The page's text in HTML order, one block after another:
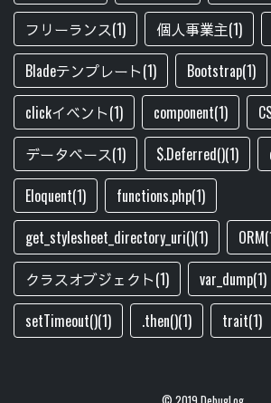
フリーランス(1)
個人事業主(1)
Bladeテンプレート(1)
Bootstrap(1)
clickイベント(1)
component(1)
データベース(1)
$.Deferred()(1)
Eloquent(1)
functions.php(1)
get_stylesheet_directory_uri()(1)
クラスオブジェクト(1)
var_dump(1)
setTimeout()(1)
.then()(1) trait(1)